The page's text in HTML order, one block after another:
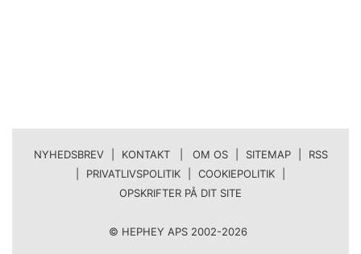
NYHEDSBREV KONTAKT | OM OS SITEMAP
RSS
PRIVATLIVSPOLITIK COOKIEPOLITIK
OPSKRIFTER PÅ DIT SITE
© HEPHEY APS 2002-2026